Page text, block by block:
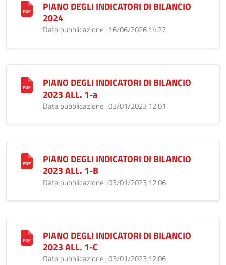
PIANO DEGLI INDICATORI DI BILANCIO
2024
Data pubblicazione : 16/06/2026 14:27
PIANO DEGLI INDICATORI DI BILANCIO
2023 ALL. 1-a
Data pubblicazione : 03/01/2023 12:01
PIANO DEGLI INDICATORI DI BILANCIO
2023 ALL. 1-B
Data pubblicazione : 03/01/2023 12:06
PIANO DEGLI INDICATORI DI BILANCIO
2023 ALL. 1-C
Data pubblicazione : 03/01/2023 12:06